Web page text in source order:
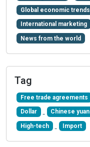
Global economic trends
International marketing
News from the world
Tag
Free trade agreements
Dollar Chinese yuan
High-tech Import